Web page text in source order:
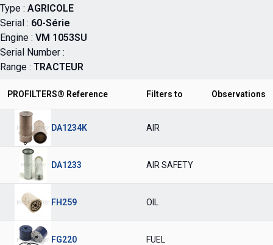
Type : AGRICOLE
Serial : 60-Série
Engine : VM 1053SU
Serial Number :
Range : TRACTEUR
PROFILTERS® Reference Filters to Observations
DA1234K AIR
DA1233 AIR SAFETY
FH259 OIL
FG220 FUEL